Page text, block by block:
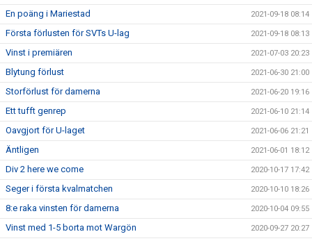
En poäng i Mariestad 2021-09-18 08:14
Första förlusten för SVTs U-lag 2021-09-18 08:13
Vinst i premiären 2021-07-03 20:23
Blytung förlust 2021-06-30 21:00
Storförlust för damerna 2021-06-20 19:16
Ett tufft genrep 2021-06-10 21:14
Oavgjort för U-laget 2021-06-06 21:21
Äntligen 2021-06-01 18:12
Div 2 here we come 2020-10-17 17:42
Seger i första kvalmatchen 2020-10-10 18:26
8:e raka vinsten för damerna 2020-10-04 09:55
Vinst med 1-5 borta mot Wargön 2020-09-27 20:27